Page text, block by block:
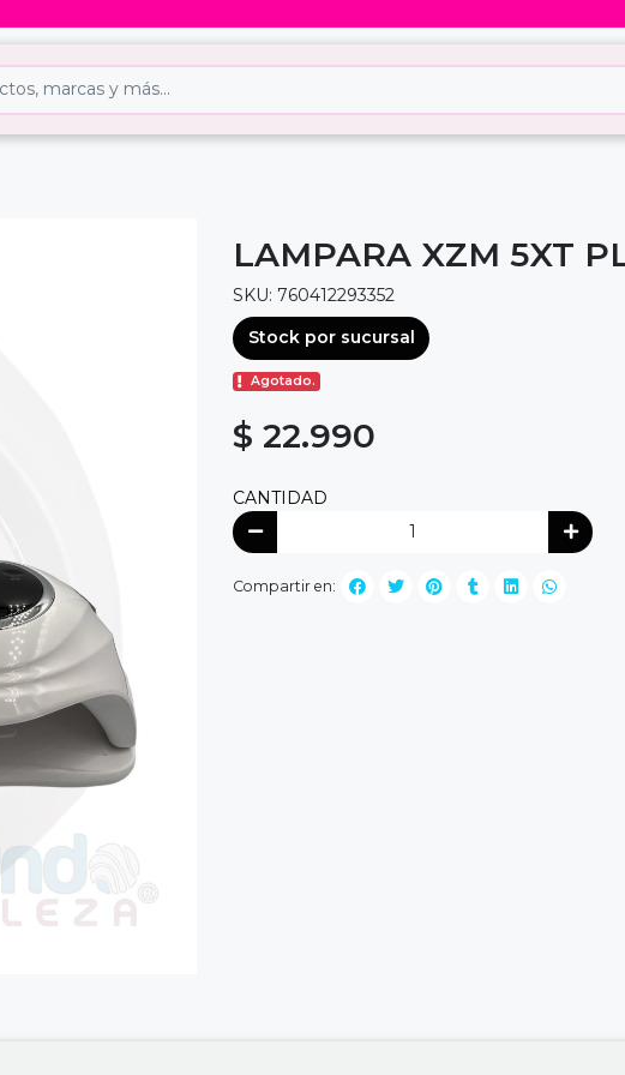
LAMPARA XZM 5XT
SKU: 760412293352
Stock por sucursal
Agotado.
$ 22.990
CANTIDAD
Compartir en: